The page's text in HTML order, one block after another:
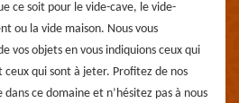
ce soit pour le vide-cave, le vide-
ou la vide maison. Nous vous
vos objets en vous indiquions ceux qui
qui sont à jeter. Profitez de nos
dans ce domaine et n’hésitez pas à nous